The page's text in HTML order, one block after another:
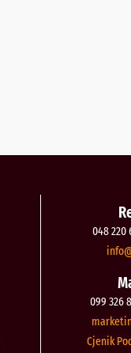
048 220
099 326
Cjenik